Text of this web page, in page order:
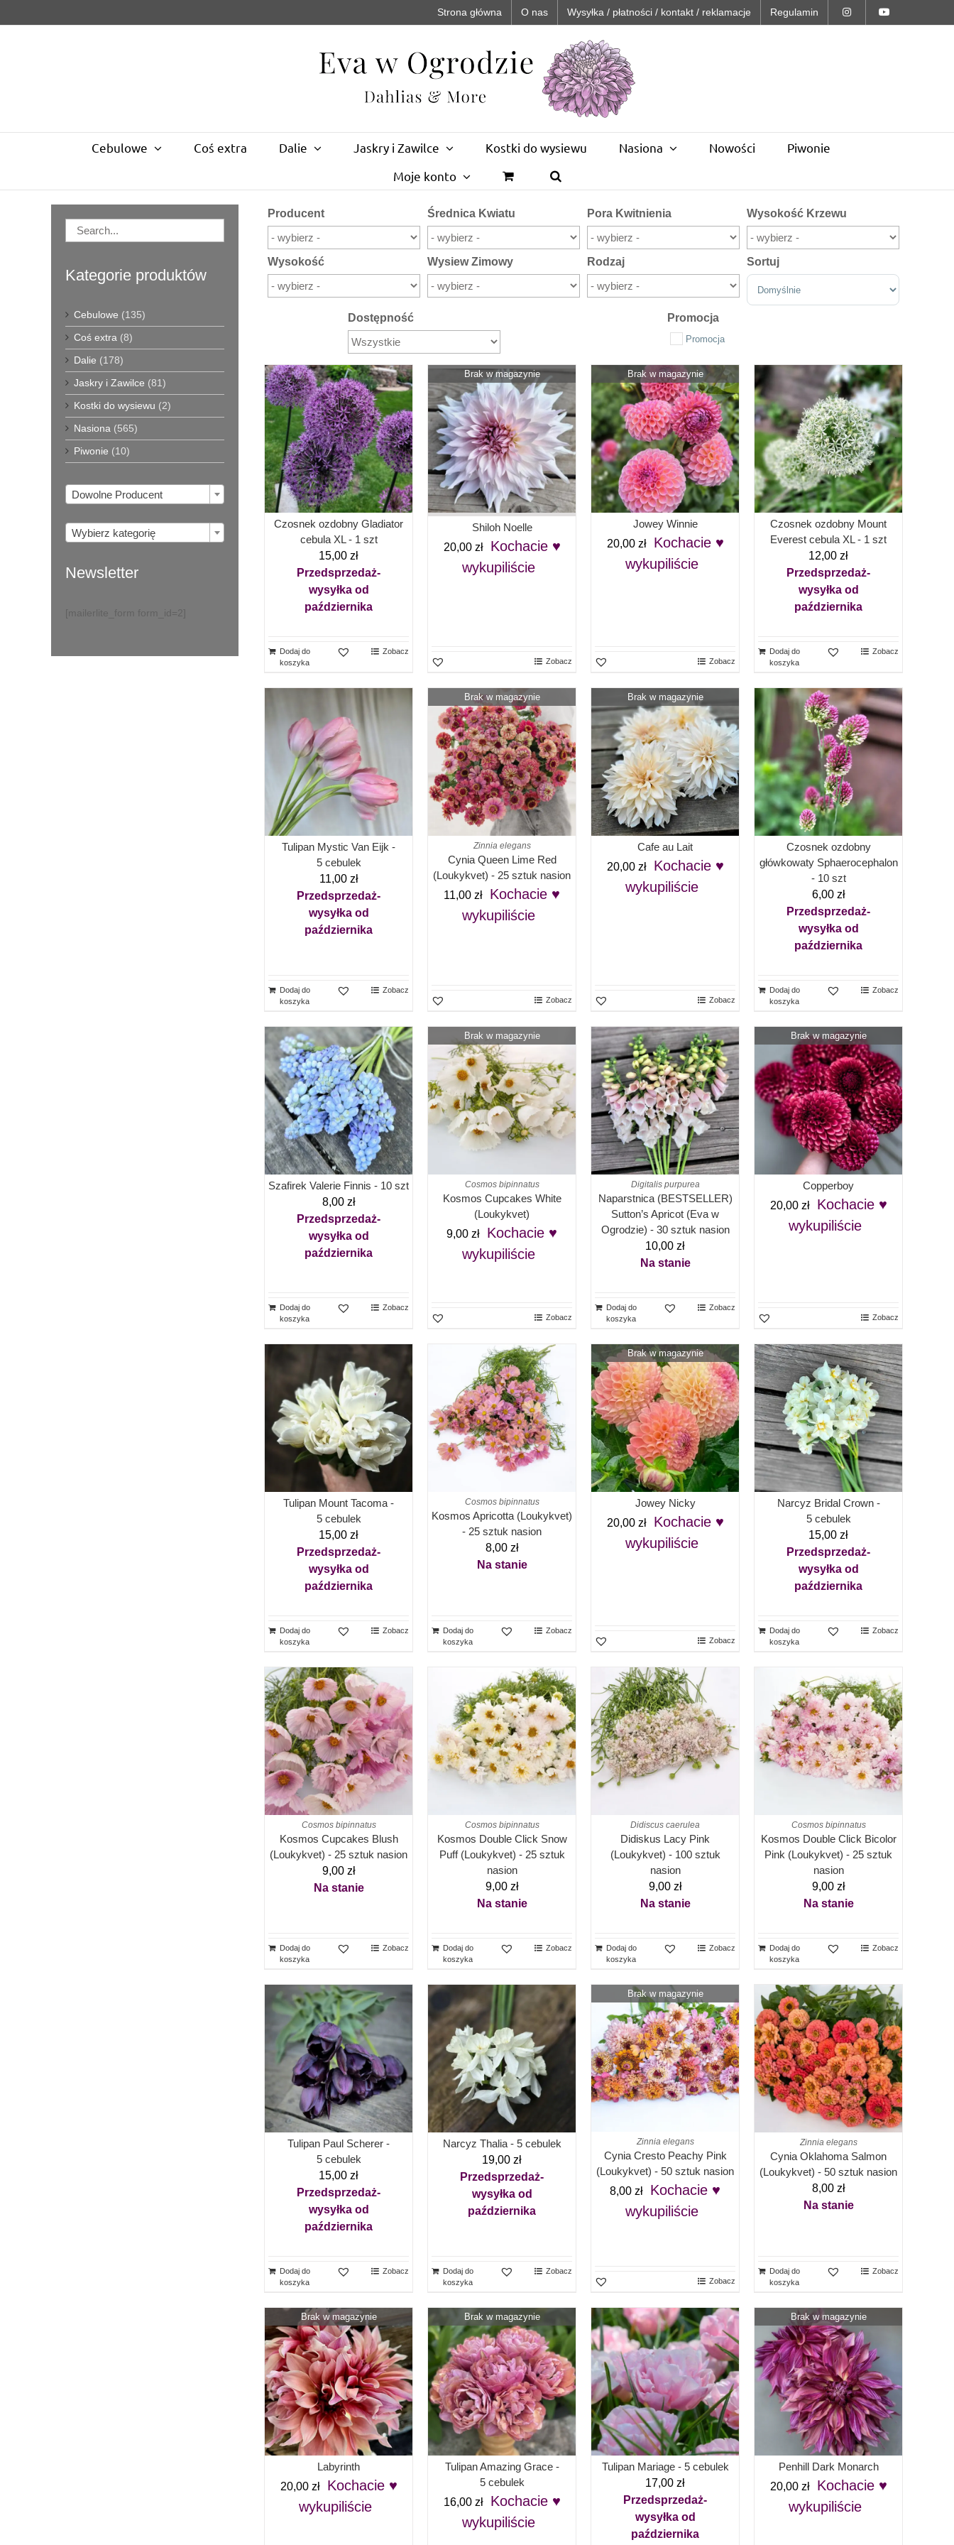
Strona główna O nas Wysyłka / płatności / kontakt / reklamacje Regulamin
Cebulowe Coś extra Dalie Jaskry i Zawilce Kostki do wysiewu Nasiona Nowości
Piwonie
Moje konto
Producent Średnica Kwiatu Pora Kwitnienia Wysokość Krzewu
Wysokość Wysiew Zimowy Rodzaj Sortuj
Sort Products
Dostępność Promocja
Promocja
Czosnek ozdobny Gladiator
cebula XL - 1 szt
15,00 zł
Przedsprzedaż-
wysyłka od
października
Dodaj do
koszyka
Zobacz
Brak w magazynie
Shiloh Noelle
20,00 zł
Kochacie ♥
wykupiliście
Zobacz
Brak w magazynie
Jowey Winnie
20,00 zł
Kochacie ♥
wykupiliście
Zobacz
Czosnek ozdobny Mount
Everest cebula XL - 1 szt
12,00 zł
Przedsprzedaż-
wysyłka od
października
Dodaj do
koszyka
Zobacz
Tulipan Mystic Van Eijk -
5 cebulek
11,00 zł
Przedsprzedaż-
wysyłka od
października
Dodaj do
koszyka
Zobacz
Brak w magazynie
Zinnia elegans
Cynia Queen Lime Red
(Loukykvet) - 25 sztuk nasion
11,00 zł
Kochacie ♥
wykupiliście
Zobacz
Brak w magazynie
Cafe au Lait
20,00 zł
Kochacie ♥
wykupiliście
Zobacz
Czosnek ozdobny
główkowaty Sphaerocephalon
- 10 szt
6,00 zł
Przedsprzedaż-
wysyłka od
października
Dodaj do
koszyka
Zobacz
Szafirek Valerie Finnis - 10 szt
8,00 zł
Przedsprzedaż-
wysyłka od
października
Dodaj do
koszyka
Zobacz
Brak w magazynie
Cosmos bipinnatus
Kosmos Cupcakes White
(Loukykvet)
9,00 zł
Kochacie ♥
wykupiliście
Zobacz
Digitalis purpurea
Naparstnica (BESTSELLER)
Sutton’s Apricot (Eva w
Ogrodzie) - 30 sztuk nasion
10,00 zł
Na stanie
Dodaj do
koszyka
Zobacz
Brak w magazynie
Copperboy
20,00 zł
Kochacie ♥
wykupiliście
Zobacz
Tulipan Mount Tacoma -
5 cebulek
15,00 zł
Przedsprzedaż-
wysyłka od
października
Dodaj do
koszyka
Zobacz
Cosmos bipinnatus
Kosmos Apricotta (Loukykvet)
- 25 sztuk nasion
8,00 zł
Na stanie
Dodaj do
koszyka
Zobacz
Brak w magazynie
Jowey Nicky
20,00 zł
Kochacie ♥
wykupiliście
Zobacz
Narcyz Bridal Crown -
5 cebulek
15,00 zł
Przedsprzedaż-
wysyłka od
października
Dodaj do
koszyka
Zobacz
Cosmos bipinnatus
Kosmos Cupcakes Blush
(Loukykvet) - 25 sztuk nasion
9,00 zł
Na stanie
Dodaj do
koszyka
Zobacz
Cosmos bipinnatus
Kosmos Double Click Snow
Puff (Loukykvet) - 25 sztuk
nasion
9,00 zł
Na stanie
Dodaj do
koszyka
Zobacz
Didiscus caerulea
Didiskus Lacy Pink
(Loukykvet) - 100 sztuk
nasion
9,00 zł
Na stanie
Dodaj do
koszyka
Zobacz
Cosmos bipinnatus
Kosmos Double Click Bicolor
Pink (Loukykvet) - 25 sztuk
nasion
9,00 zł
Na stanie
Dodaj do
koszyka
Zobacz
Tulipan Paul Scherer -
5 cebulek
15,00 zł
Przedsprzedaż-
wysyłka od
października
Dodaj do
koszyka
Zobacz
Narcyz Thalia - 5 cebulek
19,00 zł
Przedsprzedaż-
wysyłka od
października
Dodaj do
koszyka
Zobacz
Brak w magazynie
Zinnia elegans
Cynia Cresto Peachy Pink
(Loukykvet) - 50 sztuk nasion
8,00 zł
Kochacie ♥
wykupiliście
Zobacz
Zinnia elegans
Cynia Oklahoma Salmon
(Loukykvet) - 50 sztuk nasion
8,00 zł
Na stanie
Dodaj do
koszyka
Zobacz
Brak w magazynie
Labyrinth
20,00 zł
Kochacie ♥
wykupiliście
Brak w magazynie
Tulipan Amazing Grace -
5 cebulek
16,00 zł
Kochacie ♥
wykupiliście
Tulipan Mariage - 5 cebulek
17,00 zł
Przedsprzedaż-
wysyłka od
października
Brak w magazynie
Penhill Dark Monarch
20,00 zł
Kochacie ♥
wykupiliście
Kategorie produktów
Cebulowe (135)
Coś extra (8)
Dalie (178)
Jaskry i Zawilce (81)
Kostki do wysiewu (2)
Nasiona (565)
Piwonie (10)
Dowolne Producent
Wybierz kategorię
Newsletter
[mailerlite_form form_id=2]